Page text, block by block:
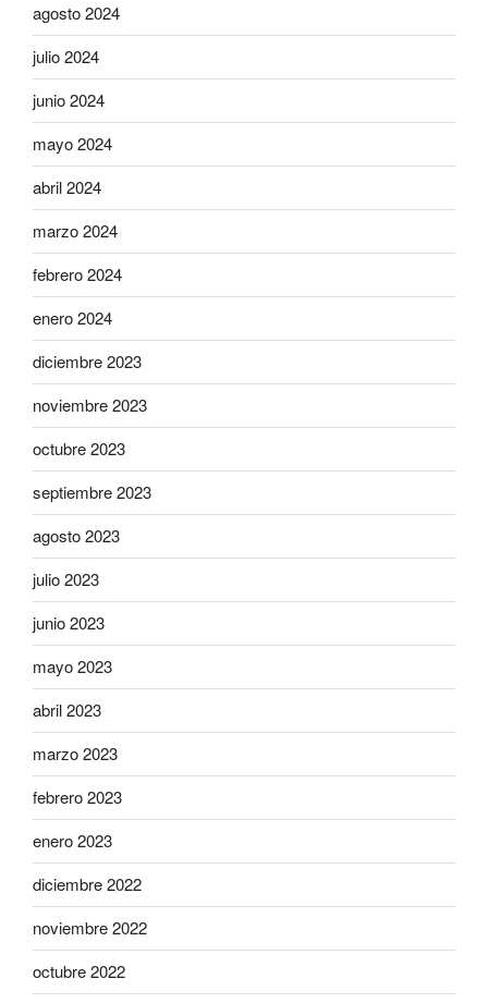
agosto 2024
julio 2024
junio 2024
mayo 2024
abril 2024
marzo 2024
febrero 2024
enero 2024
diciembre 2023
noviembre 2023
octubre 2023
septiembre 2023
agosto 2023
julio 2023
junio 2023
mayo 2023
abril 2023
marzo 2023
febrero 2023
enero 2023
diciembre 2022
noviembre 2022
octubre 2022